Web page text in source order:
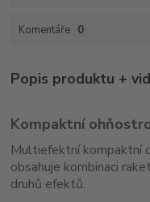
Komentáře 0
Popis produktu +
Kompaktní
Multiefektní kompaktní
obsahuje kombinaci
druhů efektů.